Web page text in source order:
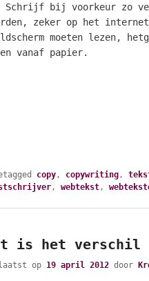
Schrijf bij voorkeur zo
zeker op het
moeten lezen,
vanaf papier.
copy, copywriting,
, webtekst,
is het verschil
op 19 april 2012 door